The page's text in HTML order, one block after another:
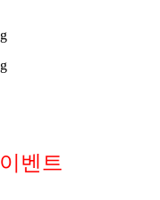
벤트